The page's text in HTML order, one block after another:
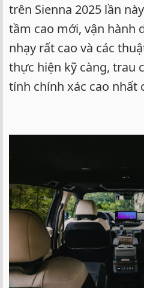
trên Sienna 2025 lần
tầm cao mới, vận hành
nhạy rất cao và các
thực hiện kỹ càng, trau
tính chính xác cao nhất